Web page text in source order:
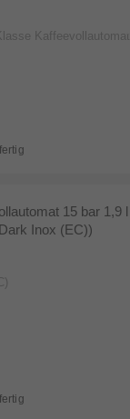
Kaffeevollautomat
15 bar 1,9 l
Inox (EC))